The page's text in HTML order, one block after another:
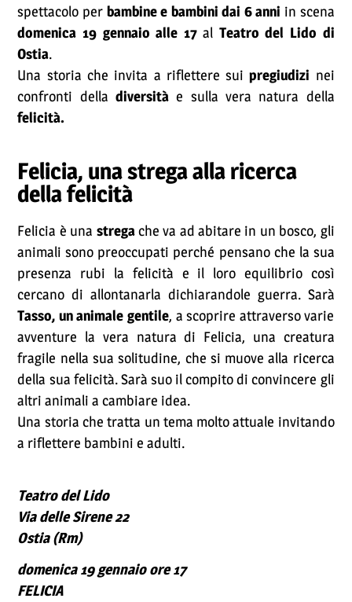
spettacolo per bambine e bambini dai 6 anni in scena
domenica 19 gennaio alle 17al Teatro del Lido di
Ostia.
Una storia che invita a riflettere sui pregiudizi nei
confronti della diversità e sulla vera natura della
felicità.
Felicia, una strega alla ricerca
della felicità
Felicia è una stregache va ad abitare in un bosco, gli
animali sono preoccupati perché pensano che la sua
presenza rubi la felicità e il loro equilibrio così
cercano di allontanarla dichiarandole guerra. Sarà
Tasso, un animale gentile, a scoprire attraverso varie
avventure la vera natura di Felicia, una creatura
fragile nella sua solitudine, che si muove alla ricerca
della sua felicità. Sarà suo il compito di convincere gli
altri animali a cambiare idea.
Una storia che tratta un tema molto attuale invitando
a riflettere bambini e adulti.
Teatro del Lido
Via delle Sirene 22
Ostia (Rm)
domenica 19 gennaio ore 17
FELICIA